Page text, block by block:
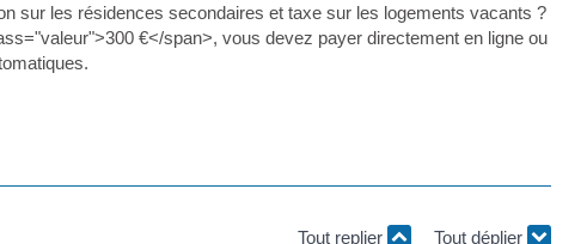
sur les résidences secondaires et taxe sur les logements vacants ?
€</span>, vous devez payer directement en ligne ou
Tout replier Tout déplier